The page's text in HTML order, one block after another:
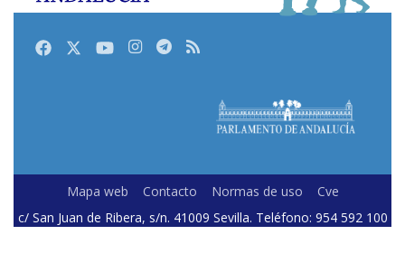
FacebookTwitterYoutubeInstagram
Telegram
RSS
Mapa web Contacto Normas de uso
Cve
c/ San Juan de Ribera, s/n. 41009 Sevilla. Teléfono: 954 592 100